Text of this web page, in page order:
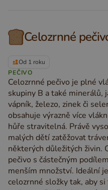
Celozrnné
Od 1 roku
PEČIVO
Celozrnné pečivo je plné
skupiny B a také minerálů,
vápník, železo, zinek či
obsahuje výrazně více
hůře stravitelná. Právě
malých dětí zatěžovat
některých důležitých živin.
pečivo s částečným
menším množství. Ideální
celozrnné složky tak, aby